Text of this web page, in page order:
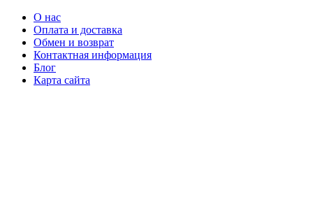
О нас
Оплата и доставка
Обмен и возврат
Контактная информация
Блог
Карта сайта